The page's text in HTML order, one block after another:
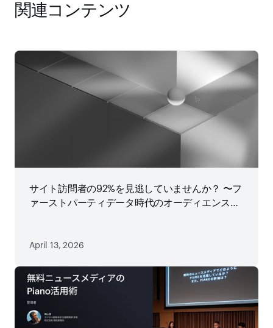
関連コンテンツ
サイト訪問者の92%を見逃していませんか？ 〜フ
ァーストパーティデータ時代のオーディエンス戦
April 13, 2026